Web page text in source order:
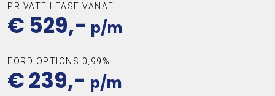
PRIVATE LEASE VANAF
€ 529,- p/m
FORD OPTIONS 0,99%
€ 239,- p/m